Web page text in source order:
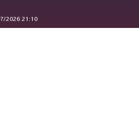
2026 21:10